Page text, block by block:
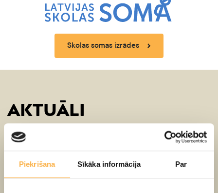
Piekrišana Sīkāka informācija Par
Skolas somas izrādes
AKTUĀLI